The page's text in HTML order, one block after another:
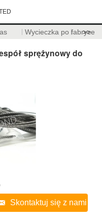
Wycieczka po fabryce
>>
sprężynowy do
Skontaktuj się z nami